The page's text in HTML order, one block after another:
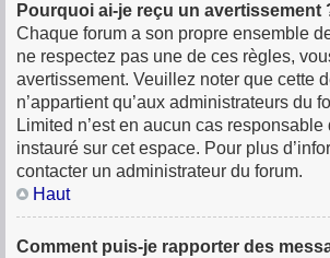
Pourquoi ai-je reçu un avertissement
Chaque forum a son propre ensemble
ne respectez pas une de ces règles,
avertissement. Veuillez noter que cette
n’appartient qu’aux administrateurs du
Limited n’est en aucun cas
instauré sur cet espace. Pour plus
contacter un administrateur du forum.
Haut
Comment puis-je rapporter des